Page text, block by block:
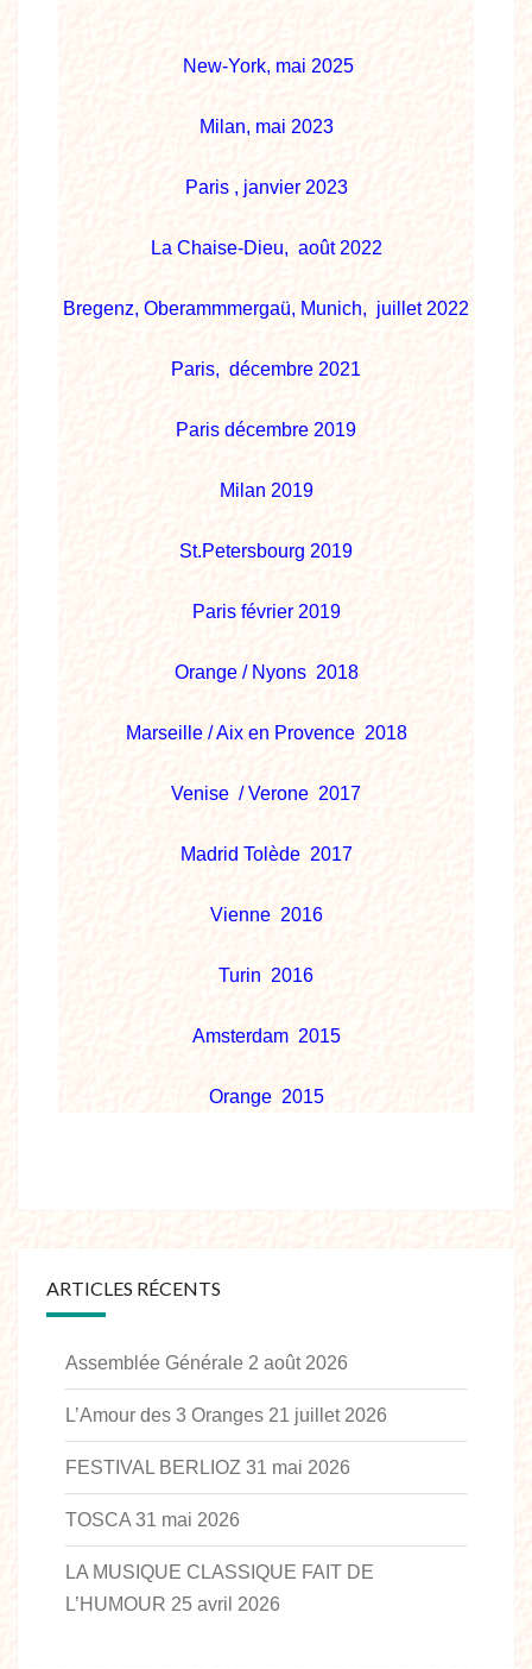
New-York, mai 2025
Milan, mai 2023
Paris , janvier 2023
La Chaise-Dieu, août 2022
Bregenz, Oberammmergaü, Munich, juillet 2022
Paris, décembre 2021
Paris décembre 2019
Milan 2019
St.Petersbourg 2019
Paris février 2019
Orange / Nyons 2018
Marseille / Aix en Provence 2018
Venise / Verone 2017
Madrid Tolède 2017
Vienne 2016
Turin 2016
Amsterdam 2015
Orange 2015
ARTICLES RÉCENTS
Assemblée Générale 2 août 2026
L’Amour des 3 Oranges 21 juillet 2026
FESTIVAL BERLIOZ 31 mai 2026
TOSCA 31 mai 2026
LA MUSIQUE CLASSIQUE FAIT DE
L’HUMOUR 25 avril 2026